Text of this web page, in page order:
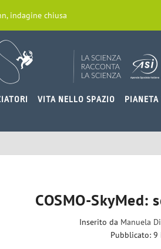
indagine chiusa
VITA NELLO SPAZIO PIANETA
COSMO-SkyMed:
Inserito da Manuela
Pubblicato: 9